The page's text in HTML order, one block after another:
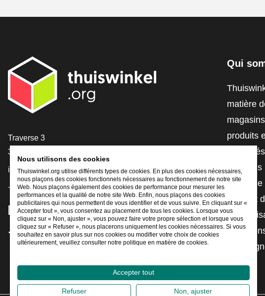
[_General:Contact]
Traverse 3
3905 NL Veenendaal
info@thuiswinkel.org
+31 (0)318 64 85 75
[_General:SocialMediaTitle]
Facebook
X LinkedIn
Instagram
YouTube
Qui
matière
produits
solutions
labels de
outils et
Nous utilisons des cookies
Thuiswinkel.org utilise différents types de cookies. En plus des cookies nécessaires,
nous plaçons des cookies fonctionnels nécessaires au fonctionnement de notre site
Web. Nous plaçons également des cookies de performance pour mesurer les
performances et la qualité de notre site Web. Enfin, nous plaçons des cookies
publicitaires qui nous permettent de vous identifier et de vous suivre. En cliquant sur «
Accepter tout », vous consentez au placement de tous les cookies. Lorsque vous
cliquez sur « Non, ajuster », vous pouvez faire votre propre sélection et lorsque vous
cliquez sur « Refuser », nous placerons uniquement les cookies nécessaires. Si vous
souhaitez en savoir plus sur nos cookies ou modifier votre choix de cookies
ultérieurement, veuillez consulter notre politique en matière de cookies.
Accepter tout
Refuser Non, ajuster